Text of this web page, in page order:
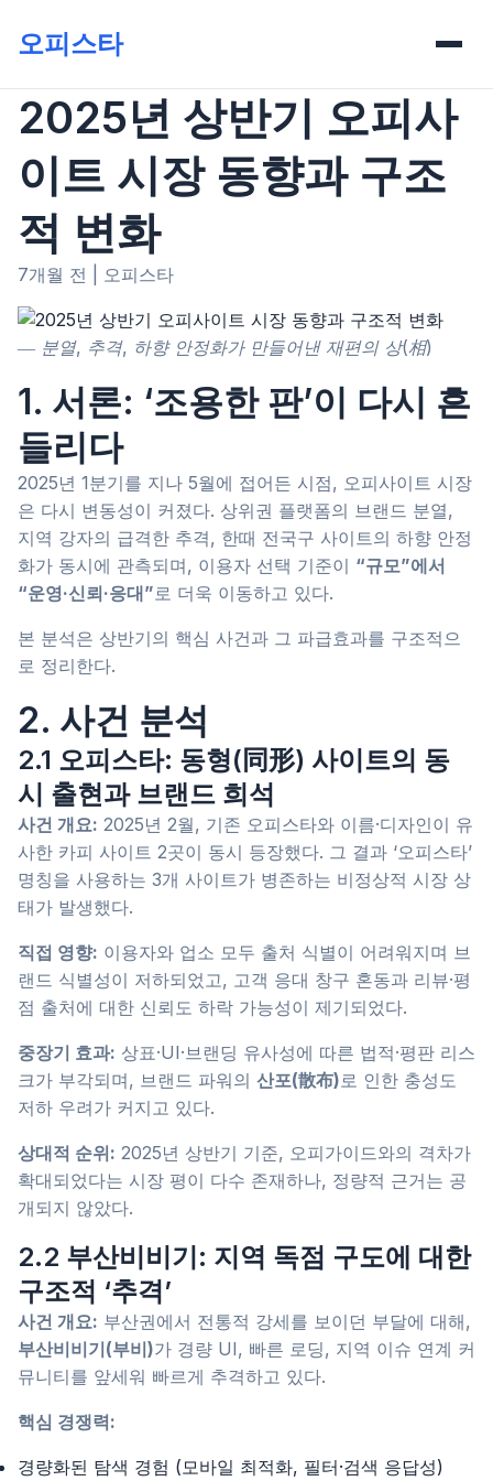
오피스타
2025년 상반기 오피사
이트 시장 동향과 구조
적 변화
7개월 전 오피스타
― 분열, 추격, 하향 안정화가 만들어낸 재편의 상(相)
1. 서론: ‘조용한 판’이 다시 흔
들리다
2025년 1분기를 지나 5월에 접어든 시점, 오피사이트 시장
은 다시 변동성이 커졌다. 상위권 플랫폼의 브랜드 분열,
지역 강자의 급격한 추격, 한때 전국구 사이트의 하향 안정
화가 동시에 관측되며, 이용자 선택 기준이 “규모”에서
“운영·신뢰·응대”로 더욱 이동하고 있다.
본 분석은 상반기의 핵심 사건과 그 파급효과를 구조적으
로 정리한다.
2. 사건 분석
2.1 오피스타: 동형(同形) 사이트의 동
시 출현과 브랜드 희석
사건 개요: 2025년 2월, 기존 오피스타와 이름·디자인이 유
사한 카피 사이트 2곳이 동시 등장했다. 그 결과 ‘오피스타’
명칭을 사용하는 3개 사이트가 병존하는 비정상적 시장 상
태가 발생했다.
직접 영향: 이용자와 업소 모두 출처 식별이 어려워지며 브
랜드 식별성이 저하되었고, 고객 응대 창구 혼동과 리뷰·평
점 출처에 대한 신뢰도 하락 가능성이 제기되었다.
중장기 효과: 상표·UI·브랜딩 유사성에 따른 법적·평판 리스
크가 부각되며, 브랜드 파워의 산포(散布)로 인한 충성도
저하 우려가 커지고 있다.
상대적 순위: 2025년 상반기 기준, 오피가이드와의 격차가
확대되었다는 시장 평이 다수 존재하나, 정량적 근거는 공
개되지 않았다.
2.2 부산비비기: 지역 독점 구도에 대한
구조적 ‘추격’
사건 개요: 부산권에서 전통적 강세를 보이던 부달에 대해,
부산비비기(부비)가 경량 UI, 빠른 로딩, 지역 이슈 연계 커
뮤니티를 앞세워 빠르게 추격하고 있다.
핵심 경쟁력:
경량화된 탐색 경험 (모바일 최적화, 필터·검색 응답성)